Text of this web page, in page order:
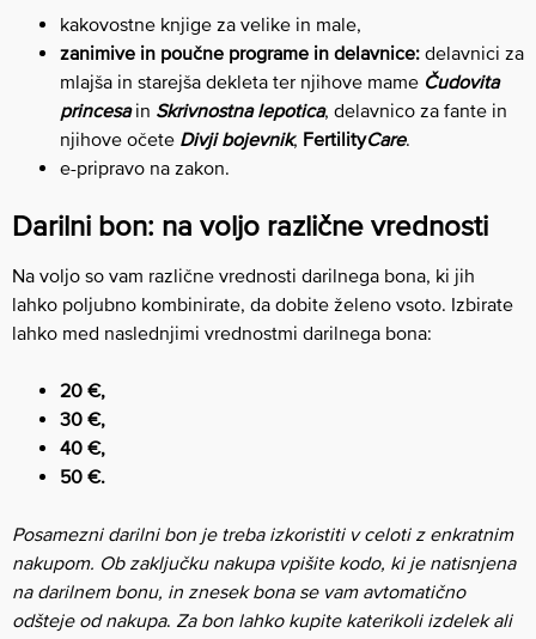
kakovostne knjige za velike in male,
zanimive in poučne programe in delavnice: delavnici za
mlajša in starejša dekleta ter njihove mame Čudovita
princesain Skrivnostna lepotica, delavnico za fante in
njihove očete Divji bojevnik, FertilityCare.
e-pripravo na zakon.
Darilni bon: na voljo različne vrednosti
Na voljo so vam različne vrednosti darilnega bona, ki jih
lahko poljubno kombinirate, da dobite želeno vsoto. Izbirate
lahko med naslednjimi vrednostmi darilnega bona:
20 €,
30 €,
40 €,
50 €.
Posamezni darilni bon je treba izkoristiti v celoti z enkratnim
nakupom. Ob zaključku nakupa vpišite kodo, ki je natisnjena
na darilnem bonu, in znesek bona se vam avtomatično
odšteje od nakupa. Za bon lahko kupite katerikoli izdelek ali